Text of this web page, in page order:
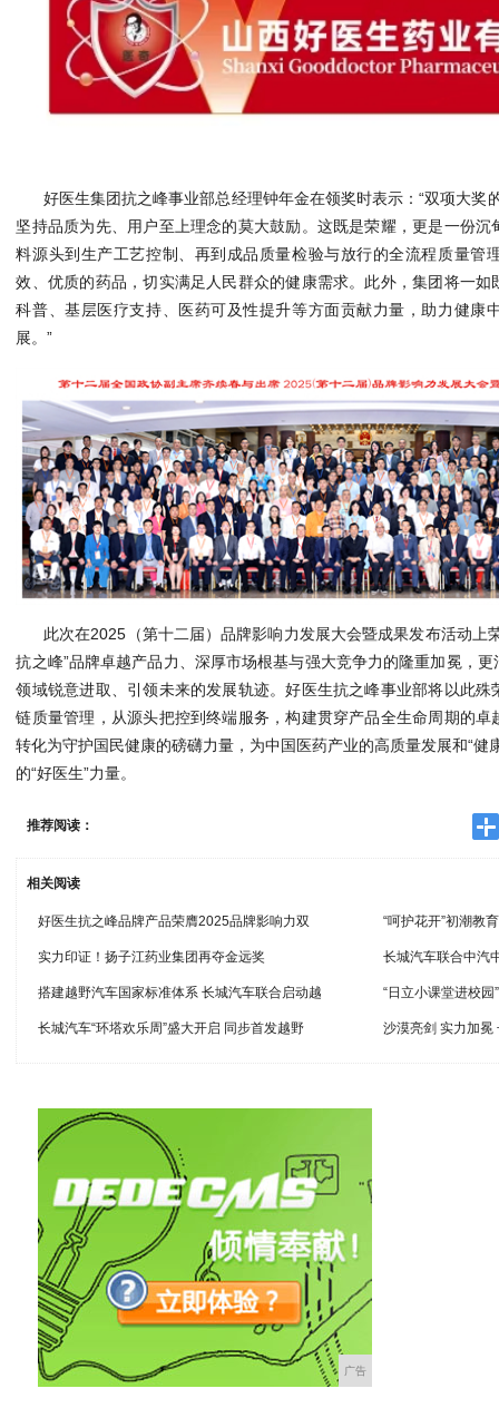
好医生集团抗之峰事业部总经理钟年金在领奖时表示：“双项大奖
坚持品质为先、用户至上理念的莫大鼓励。这既是荣耀，更是一份
料源头到生产工艺控制、再到成品质量检验与放行的全流程质量管
效、优质的药品，切实满足人民群众的健康需求。此外，集团将一
科普、基层医疗支持、医药可及性提升等方面贡献力量，助力健康
展。”
此次在2025（第十二届）品牌影响力发展大会暨成果发布活动上
抗之峰”品牌卓越产品力、深厚市场根基与强大竞争力的隆重加冕，
领域锐意进取、引领未来的发展轨迹。好医生抗之峰事业部将以此
链质量管理，从源头把控到终端服务，构建贯穿产品全生命周期的
转化为守护国民健康的磅礴力量，为中国医药产业的高质量发展和“健
的“好医生”力量。
推荐阅读：
相关阅读
好医生抗之峰品牌产品荣膺2025品牌影响力双 “呵护花开”初潮教
实力印证！扬子江药业集团再夺金远奖 长城汽车联合中汽
搭建越野汽车国家标准体系 长城汽车联合启动越 “日立小课堂进校
长城汽车“环塔欢乐周”盛大开启 同步首发越野 沙漠亮剑 实力加
广告